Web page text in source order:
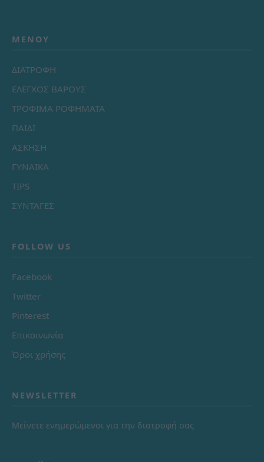
ΜΕΝΟΎ
ΔΙΑΤΡΟΦΗ
ΕΛΕΓΧΟΣ ΒΑΡΟΥΣ
ΤΡΟΦΙΜΑ ΡΟΦΗΜΑΤΑ
ΠΑΙΔΙ
ΑΣΚΗΣΗ
ΓΥΝΑΙΚΑ
TIPS
ΣΥΝΤΑΓΕΣ
FOLLOW US
Facebook
Twitter
Pinterest
Επικοινωνία
Όροι χρήσης
NEWSLETTER
Μείνετε ενημερώμενοι για την διατροφή σας